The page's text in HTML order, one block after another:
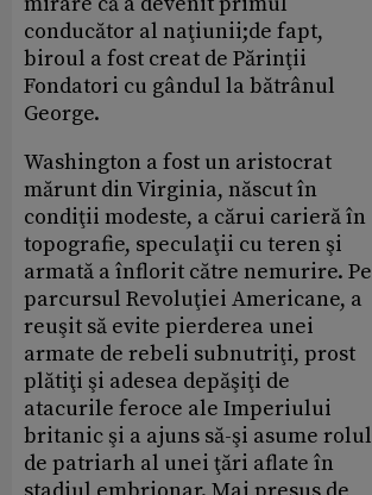
conducător al naţiunii;de fapt,
biroul a fost creat de Părinţii
Fondatori cu gândul la bătrânul
George.
Washington a fost un aristocrat
mărunt din Virginia, născut în
condiţii modeste, a cărui carieră în
topografie, speculaţii cu teren şi
armată a înflorit către nemurire. Pe
parcursul Revoluţiei Americane, a
reuşit să evite pierderea unei
armate de rebeli subnutriţi, prost
plătiţi şi adesea depăşiţi de
atacurile feroce ale Imperiului
britanic şi a ajuns să-şi asume rolul
de patriarh al unei ţări aflate în